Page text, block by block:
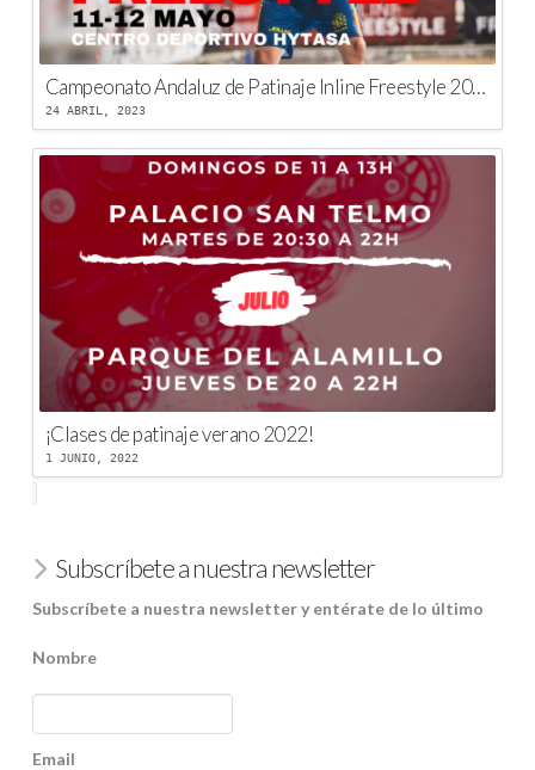
Campeonato Andaluz de Patinaje Inline Freestyle 2023
24 ABRIL, 2023
¡Clases de patinaje verano 2022!
1 JUNIO, 2022
Subscríbete a nuestra newsletter
Subscríbete a nuestra newsletter y entérate de lo último
Nombre
Email